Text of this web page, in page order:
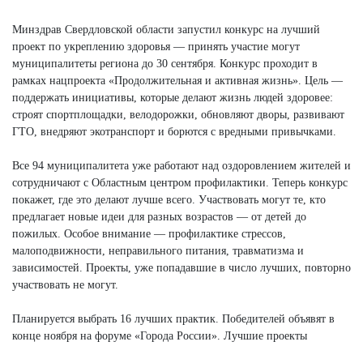
Минздрав Свердловской области запустил конкурс на лучший
проект по укреплению здоровья — принять участие могут
муниципалитеты региона до 30 сентября. Конкурс проходит в
рамках нацпроекта «Продолжительная и активная жизнь». Цель —
поддержать инициативы, которые делают жизнь людей здоровее:
строят спортплощадки, велодорожки, обновляют дворы, развивают
ГТО, внедряют экотранспорт и борются с вредными привычками.
Все 94 муниципалитета уже работают над оздоровлением жителей и
сотрудничают с Областным центром профилактики. Теперь конкурс
покажет, где это делают лучше всего. Участвовать могут те, кто
предлагает новые идеи для разных возрастов — от детей до
пожилых. Особое внимание — профилактике стрессов,
малоподвижности, неправильного питания, травматизма и
зависимостей. Проекты, уже попадавшие в число лучших, повторно
участвовать не могут.
Планируется выбрать 16 лучших практик. Победителей объявят в
конце ноября на форуме «Города России». Лучшие проекты